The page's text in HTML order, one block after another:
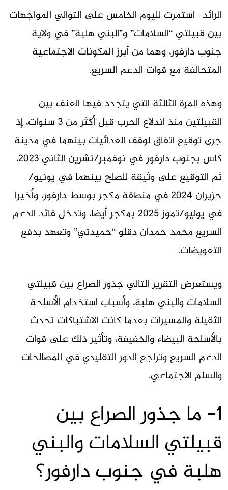
الرائد- استمرت لليوم الخامس على التوالي المواجهات
بين قبيلتي “السلامات” و”البني هلبة” في ولاية
جنوب دارفور، وهما من أبرز المكونات الاجتماعية
المتحالفة مع قوات الدعم السريع.
وهذه المرة الثالثة التي يتجدد فيها العنف بين
القبيلتين منذ اندلاع الحرب قبل أكثر من 3 سنوات، إذ
جرى توقيع اتفاق لوقف العدائيات بينهما في مدينة
كاس بجنوب دارفور في نوفمبر/تشرين الثاني 2023،
ثم التوقيع على وثيقة للصلح بينهما في يونيو/
حزيران 2024 في منطقة مكجر بوسط دارفور، وأخيرا
في يوليو/تموز 2025 بمكجر أيضا، وتدخل قائد الدعم
السريع محمد حمدان دقلو “حميدتي” وتعهد بدفع
التعويضات.
ويستعرض التقرير التالي جذور الصراع بين قبيلتي
السلامات والبني هلبة، وأسباب استخدام الأسلحة
الثقيلة والمسيرات بعدما كانت الاشتباكات تحدث
بالأسلحة البيضاء والخفيفة، وتأثير ذلك على قوات
الدعم السريع وتراجع الدور التقليدي في المصالحات
والسلم الاجتماعي.
1- ما جذور الصراع بين
قبيلتي السلامات والبني
هلبة في جنوب دارفور؟